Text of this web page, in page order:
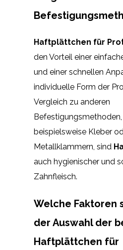
Haftplättchen für
den Vorteil einer
und einer schnellen
individuelle Form der
Vergleich zu anderen
beispielsweise Kleber
Metallklammern, sind
auch hygienischer und
Zahnfleisch.
Welche Faktoren
der Auswahl der
Haftplättchen für